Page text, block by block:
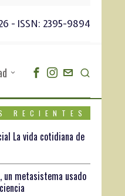
- ISSN: 2395-9894
RECIENTES
La vida cotidiana de
un metasistema usado